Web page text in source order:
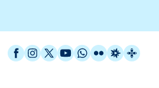
Facebook
Instagram
X / Twitter
YouTube
WhatsApp
FlickrRadio